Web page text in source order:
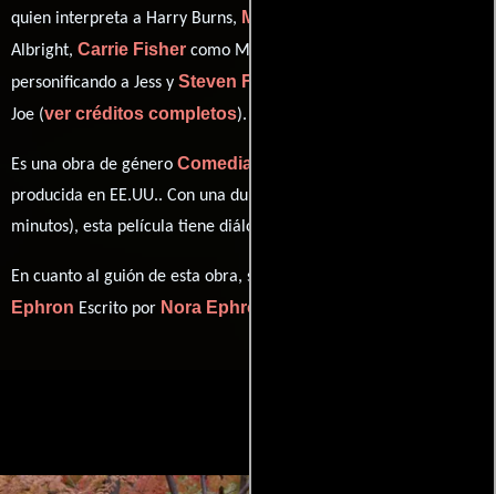
quien interpreta a Harry Burns, Meg Ryan
Albright, Carrie Fisher como Marie,
personificando a Jess y Steven Ford
Joe (ver créditos completos).
Es una obra de género Comedia
producida en EE.UU.. Con una duración de 01 hr 36 min (96
minutos), esta película tiene diálogos originales en
En cuanto al guión de esta obra, se encuentra a cargo de
Ephron Escrito por Nora Ephron